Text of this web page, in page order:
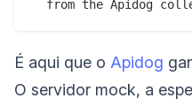
É aqui que o Apidog
O servidor mock, a